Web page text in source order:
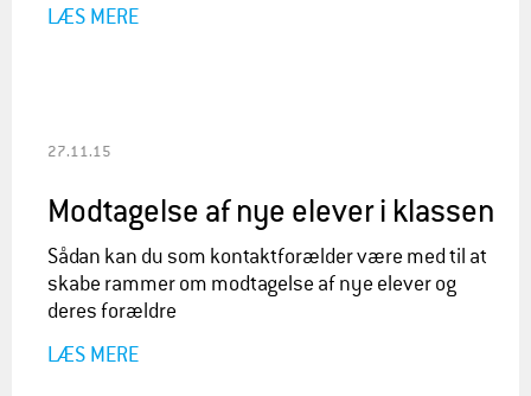
LÆS MERE
27.11.15
Modtagelse af nye elever i klassen
Sådan kan du som kontaktforælder være med til at
skabe rammer om modtagelse af nye elever og
deres forældre
LÆS MERE